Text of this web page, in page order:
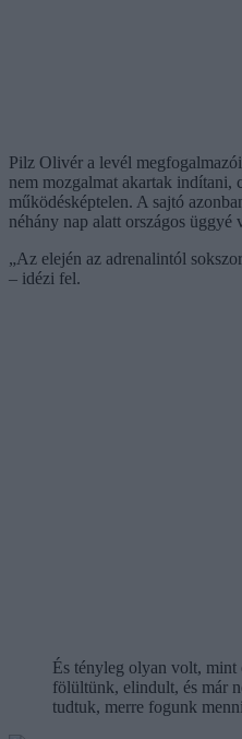
Pilz Olivér a levél
nem mozgalmat akartak indítani,
működésképtelen. A sajtó
néhány nap alatt országos üggyé
„Az elején az adrenalintól
– idézi fel.
És tényleg olyan volt, mint
fölültünk, elindult, és már
tudtuk, merre fogunk